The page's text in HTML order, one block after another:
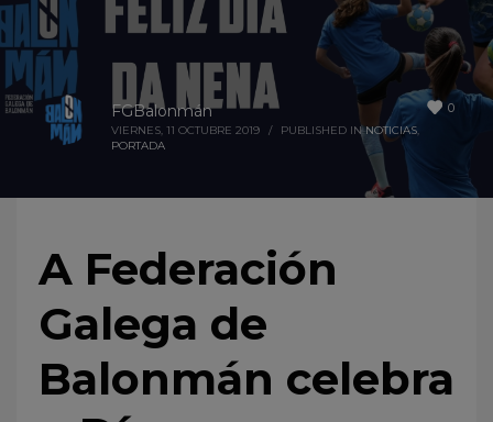
0
FGBalonmán
VIERNES, 11 OCTUBRE 2019 / PUBLISHED INNOTICIAS,
PORTADA
A Federación
Galega de
Balonmán celebra